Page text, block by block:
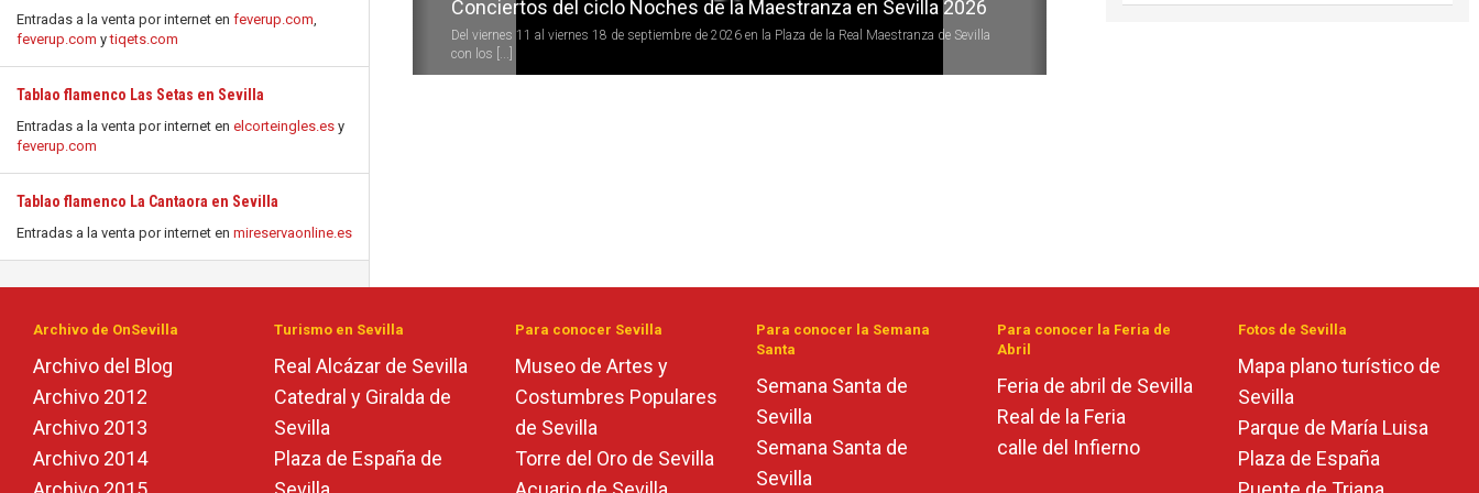
Entradas a la venta por internet en feverup.com,
feverup.com ytiqets.com
Tablao flamenco Las Setas en Sevilla
Entradas a la venta por internet en elcorteingles.es y
feverup.com
Tablao flamenco La Cantaora en Sevilla
Entradas a la venta por internet en mireservaonline.es
Conciertos del ciclo Noches de la Maestranza en Sevilla 2026
Del viernes 11 al viernes 18 de septiembre de 2026 en la Plaza de la Real Maestranza de Sevilla
con los [...]
Archivo de OnSevilla
Archivo del Blog
Archivo 2012
Archivo 2013
Archivo 2014
Turismo en Sevilla
Real Alcázar de Sevilla
Catedral y Giralda de
Sevilla
Plaza de España de
Para conocer Sevilla
Museo de Artes y
Costumbres Populares
de Sevilla
Torre del Oro de Sevilla
Para conocer la Semana
Santa
Semana Santa de
Sevilla
Semana Santa de
Sevilla
Para conocer la Feria de
Abril
Feria de abril de Sevilla
Real de la Feria
calle del Infierno
Fotos de Sevilla
Mapa plano turístico de
Sevilla
Parque de María Luisa
Plaza de España